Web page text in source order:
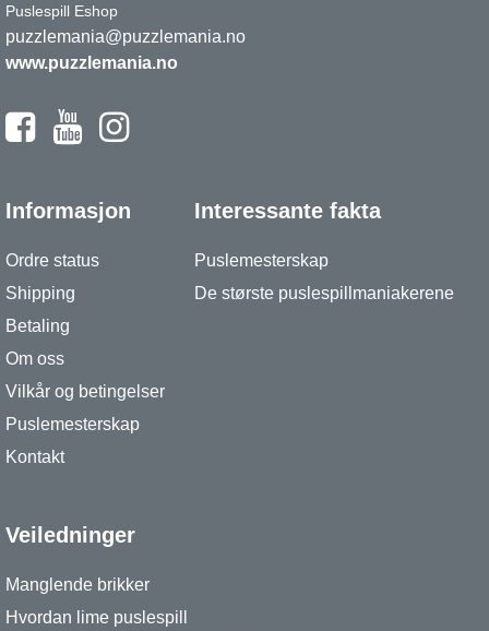
Puslespill Eshop
puzzlemania@puzzlemania.no
www.puzzlemania.no
Informasjon
Ordre status
Shipping
Betaling
Om oss
Vilkår og betingelser
Puslemesterskap
Kontakt
Interessante fakta
Puslemesterskap
De største puslespillmaniakerene
Veiledninger
Manglende brikker
Hvordan lime puslespill